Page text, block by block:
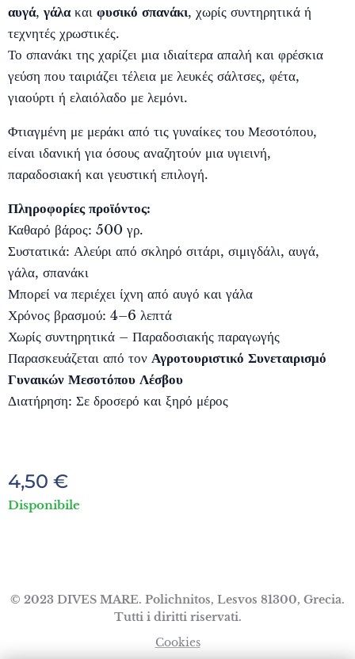
αυγά, γάλακαι φυσικό σπανάκι, χωρίς συντηρητικά ή
τεχνητές χρωστικές.
Το σπανάκι της χαρίζει μια ιδιαίτερα απαλή και φρέσκια
γεύση που ταιριάζει τέλεια με λευκές σάλτσες, φέτα,
γιαούρτι ή ελαιόλαδο με λεμόνι.
Φτιαγμένη με μεράκι από τις γυναίκες του Μεσοτόπου,
είναι ιδανική για όσους αναζητούν μια υγιεινή,
παραδοσιακή και γευστική επιλογή.
Πληροφορίες προϊόντος:
Καθαρό βάρος: 500 γρ.
Συστατικά: Αλεύρι από σκληρό σιτάρι, σιμιγδάλι, αυγά,
γάλα, σπανάκι
Μπορεί να περιέχει ίχνη από αυγό και γάλα
Χρόνος βρασμού: 4–6 λεπτά
Χωρίς συντηρητικά – Παραδοσιακής παραγωγής
Παρασκευάζεται από τον Αγροτουριστικό Συνεταιρισμό
Γυναικών Μεσοτόπου Λέσβου
Διατήρηση: Σε δροσερό και ξηρό μέρος
4,50 €
Disponibile
© 2023 DIVES MARE. Polichnitos, Lesvos 81300, Grecia.
Tutti i diritti riservati.
Cookies